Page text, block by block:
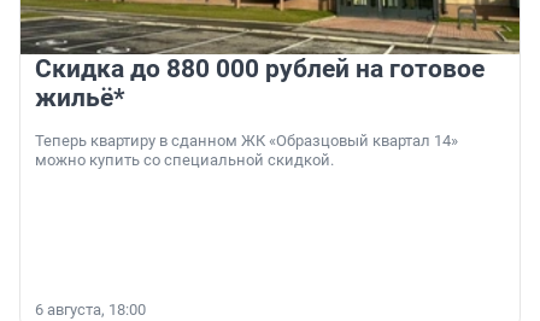
Скидка до 880 000 рублей на готовое
жильё*
Теперь квартиру в сданном ЖК «Образцовый квартал 14»
можно купить со специальной скидкой.
6 августа, 18:00